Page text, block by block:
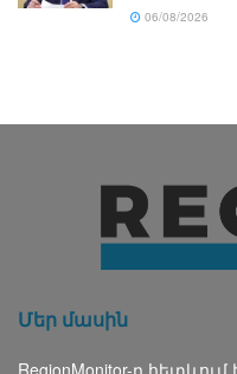
06/08/2026
Մեր մասին
RegionMonitor-ը